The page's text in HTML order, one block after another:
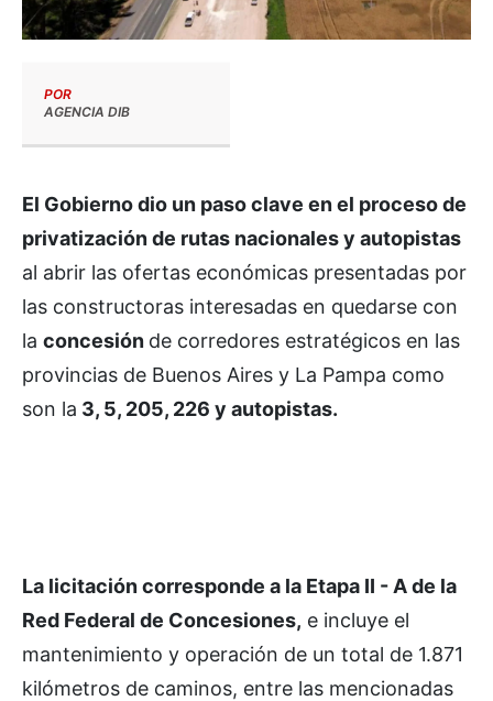
POR
AGENCIA DIB
El Gobierno dio un paso clave en el proceso de
privatización de rutas nacionales y autopistas
al abrir las ofertas económicas presentadas por
las constructoras interesadas en quedarse con
la concesión de corredores estratégicos en las
provincias de Buenos Aires y La Pampa como
son la 3, 5, 205, 226 y autopistas.
La licitación corresponde a la Etapa II - A de la
Red Federal de Concesiones, e incluye el
mantenimiento y operación de un total de 1.871
kilómetros de caminos, entre las mencionadas